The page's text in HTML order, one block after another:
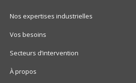
Nos expertises industrielles
Vos besoins
Secteurs d’intervention
À propos